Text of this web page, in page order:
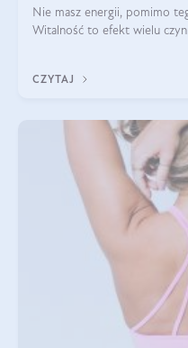
Nie masz energii, pomimo
Witalność to efekt wielu
CZYTAJ